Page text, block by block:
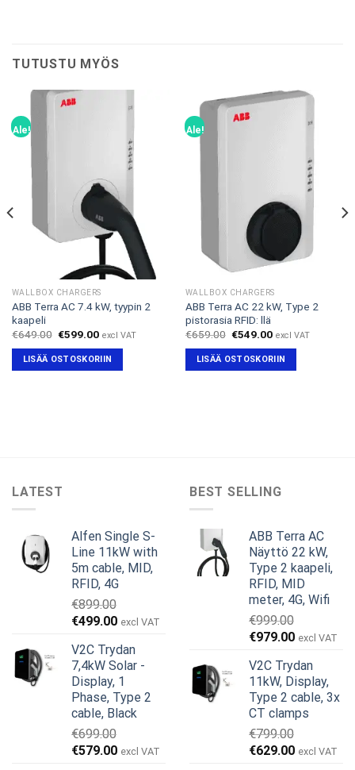
TUTUSTU MYÖS
Ale!
WALLBOX CHARGERS
ABB Terra AC 7.4 kW, tyypin 2
kaapeli
€649.00 Alkuperäinen
oli:
€649.00.
€599.00Nykyinen
on:
€599.00.
excl VAT
LISÄÄ OSTOSKORIIN
Ale!
WALLBOX CHARGERS
ABB Terra AC 22 kW, Type 2
pistorasia RFID: llä
€659.00 Alkuperäinen
oli:
€659.00.
€549.00Nykyinen
on:
€549.00.
excl VAT
LISÄÄ OSTOSKORIIN
LATEST
Alfen Single S-
Line 11kW with
5m cable, MID,
RFID, 4G
€899.00
Alkuperäinen
oli:
€899.00.
€499.00Nykyinen
on:
€499.00.
excl VAT
V2C Trydan
7,4kW Solar -
Display, 1
Phase, Type 2
cable, Black
€699.00
Alkuperäinen
€579.00Nykyinen
excl VAT
BEST SELLING
ABB Terra AC
Näyttö 22 kW,
Type 2 kaapeli,
RFID, MID
meter, 4G, Wifi
€999.00
Alkuperäinen
oli:
€999.00.
€979.00Nykyinen
on:
€979.00.
excl VAT
V2C Trydan
11kW, Display,
Type 2 cable, 3x
CT clamps
€799.00
Alkuperäinen
€629.00Nykyinen
excl VAT